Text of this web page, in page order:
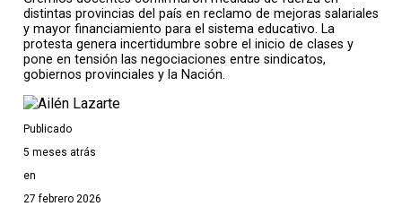
distintas provincias del país en reclamo de mejoras salariales
y mayor financiamiento para el sistema educativo. La
protesta genera incertidumbre sobre el inicio de clases y
pone en tensión las negociaciones entre sindicatos,
gobiernos provinciales y la Nación.
Publicado
5 meses atrás
en
27 febrero 2026